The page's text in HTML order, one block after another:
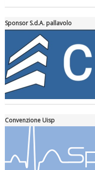
Ddl Lobby, Uisp: “Il
Sponsor S.d.A. pallavolo
Convenzione Uisp